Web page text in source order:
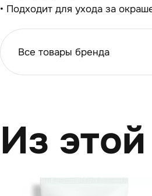
• Подходит для ухода за
Все товары бренда
Из